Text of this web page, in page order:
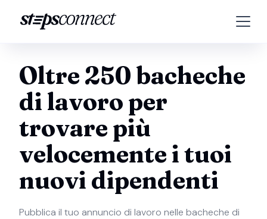
Oltre 250 bacheche
di lavoro per
trovare più
velocemente i tuoi
nuovi dipendenti
Pubblica il tuo annuncio di lavoro nelle bacheche di